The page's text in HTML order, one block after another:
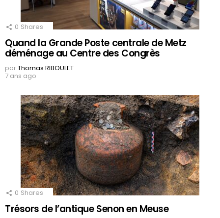
0 Shares
Quand la Grande Poste centrale de Metz
déménage au Centre des Congrès
parThomas RIBOULET
7 ans ago
0 Shares
Trésors de l’antique Senon en Meuse